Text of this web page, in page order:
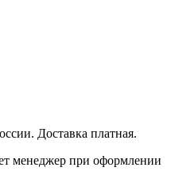
Доставка платная.
менеджер при оформлении